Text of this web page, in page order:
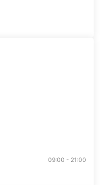
09:00 - 21:00